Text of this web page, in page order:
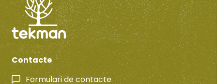
Contacte
Formulari de contacte